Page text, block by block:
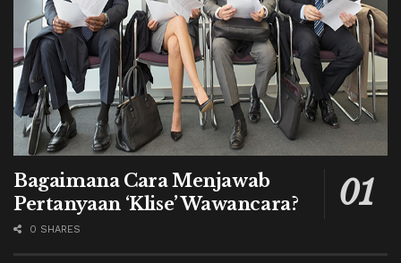
Bagaimana Cara Menjawab
Pertanyaan ‘Klise’ Wawancara?
0 SHARES